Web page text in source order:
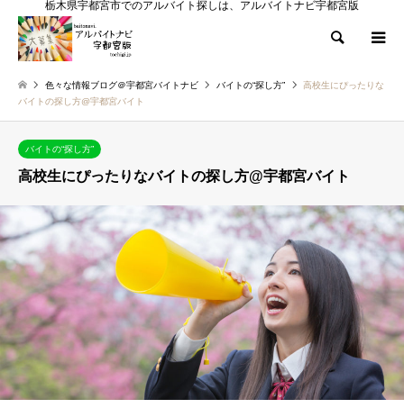
栃木県宇都宮市でのアルバイト探しは、アルバイトナビ宇都宮版
検索
色々な情報ブログ＠宇都宮バイトナビ バイトの“探し方”
高校生にぴったりな
バイトの探し方@宇都宮バイト
バイトの“探し方”
高校生にぴったりなバイトの探し方@宇都宮バイト